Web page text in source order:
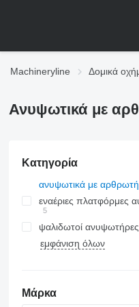
Machineryline Δομικά
Ανυψωτικά με
Κατηγορία
ανυψωτικά με
εναέριες πλατφόρμες
ψαλιδωτοί ανυψωτήρες
εμφάνιση όλων
Μάρκα